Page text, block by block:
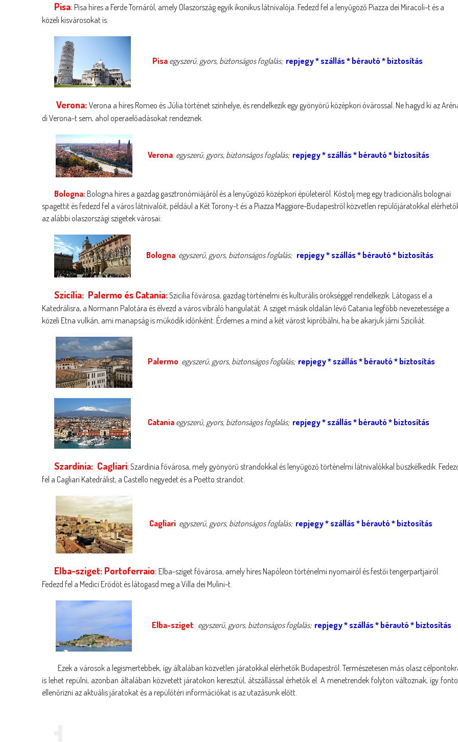
Pisa: Pisa híres a Ferde Tornáról, amely Olaszország egyik ikonikus látnivalója. Fedezd fel a lenyűgöző Piazza dei Miracoli-t és a
közeli kisvárosokat is.
Pisa egyszerű, gyors, biztonságos foglalás; repjegy * szállás * bérautó * biztosítás
Verona: Verona a híres Romeo és Júlia történet színhelye, és rendelkezik egy gyönyörű középkori óvárossal. Ne hagyd ki az
di Verona-t sem, ahol operaelőadásokat rendeznek.
Verona egyszerű, gyors, biztonságos foglalás; repjegy* szállás * bérautó * biztosítás
Bologna: Bologna híres a gazdag gasztronómiájáról és a lenyűgöző középkori épületeiről. Kóstolj meg egy tradicionális bolognai
spagettit és fedezd fel a város látnivalóit, például a Két Torony-t és a Piazza Maggiore-Budapestről közvetlen repülőjáratokkal
az alábbi olaszországi szigetek városai:
Bologna egyszerű, gyors, biztonságos foglalás; repjegy* szállás * bérautó * biztosítás
Szicília: Palermo és Catania:Szicília fővárosa, gazdag történelmi és kulturális örökséggel rendelkezik. Látogass el a
Katedrálisra, a Normann Palotára és élvezd a város vibráló hangulatát. A sziget másik oldalán lévő Catania legfőbb nevezetessége a
közeli Etna vulkán, ami manapság is működik időnként. Érdemes a mind a két várost kipróbálni, ha be akarjuk járni Sziciliát.
Palermo egyszerű, gyors, biztonságos foglalás; repjegy* szállás * bérautó * biztosítás
Catania egyszerű, gyors, biztonságos foglalás; repjegy* szállás * bérautó * biztosítás
Szardínia: Cagliari: Szardínia fővárosa, mely gyönyörű strandokkal és lenyűgöző történelmi látnivalókkal büszkélkedik.
fel a Cagliari Katedrálist, a Castello negyedet és a Poetto strandot.
Cagliari egyszerű, gyors, biztonságos foglalás; repjegy* szállás * bérautó * biztosítás
Elba-sziget: Portoferraio: Elba-sziget fővárosa, amely híres Napóleon történelmi nyomairól és festői tengerpartjairól.
Fedezd fel a Medici Erődöt és látogasd meg a Villa dei Mulini-t.
Elba-sziget egyszerű, gyors, biztonságos foglalás; repjegy* szállás * bérautó * biztosítás
Ezek a városok a legismertebbek, így általában közvetlen járatokkal elérhetők Budapestről. Természetesen más olasz
is lehet repülni, azonban általában közvetett járatokon keresztül, átszállással érhetők el. A menetrendek folyton változnak, így
ellenőrizni az aktuális járatokat és a repülőtéri információkat is az utazásunk előtt.